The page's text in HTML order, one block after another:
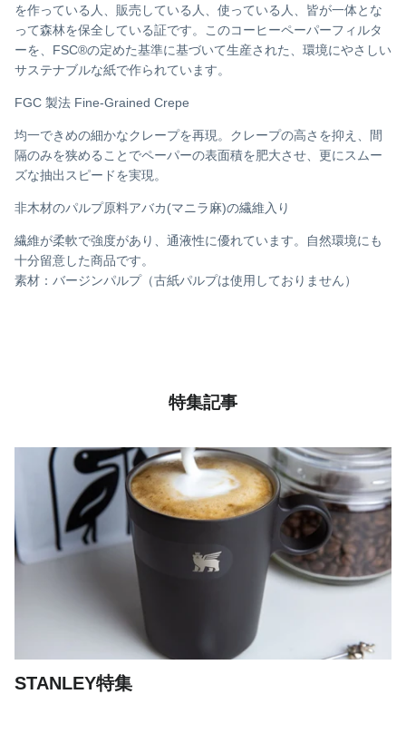
を作っている人、販売している人、使っている人、皆が一体とな
って森林を保全している証です。このコーヒーペーパーフィルタ
ーを、FSC®の定めた基準に基づいて生産された、環境にやさしい
サステナブルな紙で作られています。
FGC 製法 Fine-Grained Crepe
均一できめの細かなクレープを再現。クレープの高さを抑え、間
隔のみを狭めることでペーパーの表面積を肥大させ、更にスムー
ズな抽出スピードを実現。
非木材のパルプ原料アバカ(マニラ麻)の繊維入り
繊維が柔軟で強度があり、通液性に優れています。自然環境にも
十分留意した商品です。
素材：バージンパルプ（古紙パルプは使用しておりません）
特集記事
STANLEY特集